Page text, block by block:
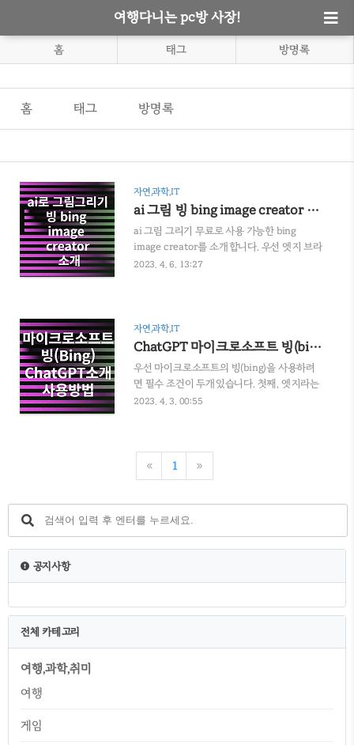
여행다니는 pc방 사장!
홈 태그 방명록
홈 태그 방명록
자연,과학,IT
ai 그림 빙 bing image creator 소개
ai 그림 그리기 무료로 사용 가능한 bing
image creator를 소개합니다. 우선 엣지 브라
우저가 필수이며, 회원가입을 하셔야 합니다.
사용 및 응용 엣지(Edge) 브라우저 찾기 : 윈도
우를 사용중이라면 엣지라는 브라우저는 무조
건 있습니다. : 키보드 윈도우 키를 눌러주세요
: 윈도우 키를 눌러서 나온 검색창에 "Edge"라
고 검색하시면 됩니다. : 권장 브라우저지만 실
제로 사용을 많이 안 하는 브라우저입니다. : 빙
(bing image creato..
2023. 4. 6. 13:27
자연,과학,IT
ChatGPT 마이크로소프트 빙(bing) 소개
우선 마이크로소프트의 빙(bing)을 사용하려
면 필수 조건이 두개있습니다. 첫째, 엣지라는
마이크로소프트에서 나온 브라우저 사용 둘
https://jabda.045601.com/40 ChatGPT 챗
지피티 가입 사용 및 응용 저도 ChatGPT로 애
았습니다. 초보자도 쉽게 할수있는
2023. 4. 3. 00:55
« 1 »
공지사항
전체 카테고리
여행,과학,취미
여행
게임